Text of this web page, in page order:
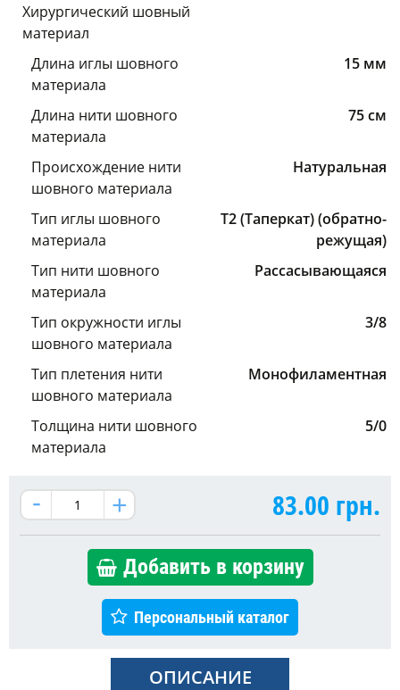
Хирургический шовный
материал
Длина иглы шовного
материала
15 мм
Длина нити шовного
материала
75 см
Происхождение нити
шовного материала
Натуральная
Тип иглы шовного
материала
Т2 (Таперкат) (обратно-
режущая)
Тип нити шовного
материала
Рассасывающаяся
Тип окружности иглы
шовного материала
3/8
Тип плетения нити
шовного материала
Монофиламентная
Толщина нити шовного
материала
5/0
83.00 грн.
Добавить в корзину
Персональный каталог
ОПИСАНИЕ